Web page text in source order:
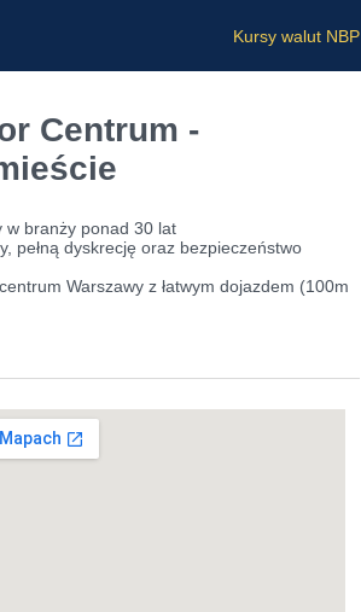
Kursy walut NBP
Centrum -
w branży ponad 30 lat
pełną dyskrecję oraz bezpieczeństwo
Warszawy z łatwym dojazdem (100m